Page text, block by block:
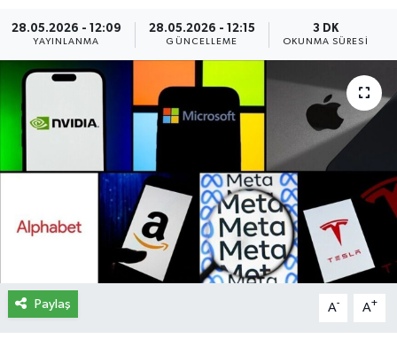
28.05.2026 - 12:09
YAYINLANMA
28.05.2026 - 12:15
GÜNCELLEME
3 DK
OKUNMA SÜRESI
Paylaş A- A+
Yasal Uyarı